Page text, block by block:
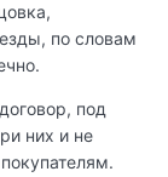
по словам
под
них и не